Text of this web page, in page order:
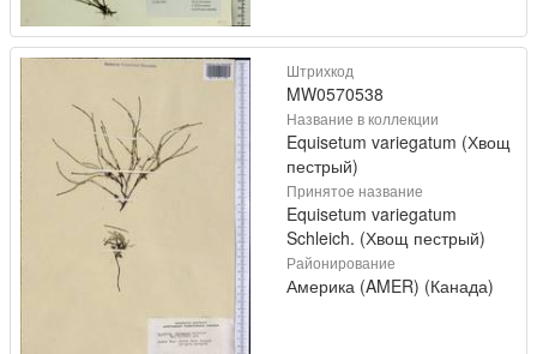
Штрихкод
MW0570538
Название в коллекции
Equisetum variegatum (Хвощ
пестрый)
Принятое название
Equisetum variegatum
Schleich. (Хвощ пестрый)
Районирование
Америка (AMER) (Канада)